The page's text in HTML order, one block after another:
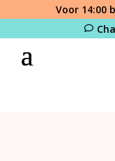
Voor 14:00